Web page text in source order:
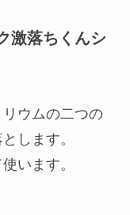
激落ちくんシ
ウムの二つの
します。
います。